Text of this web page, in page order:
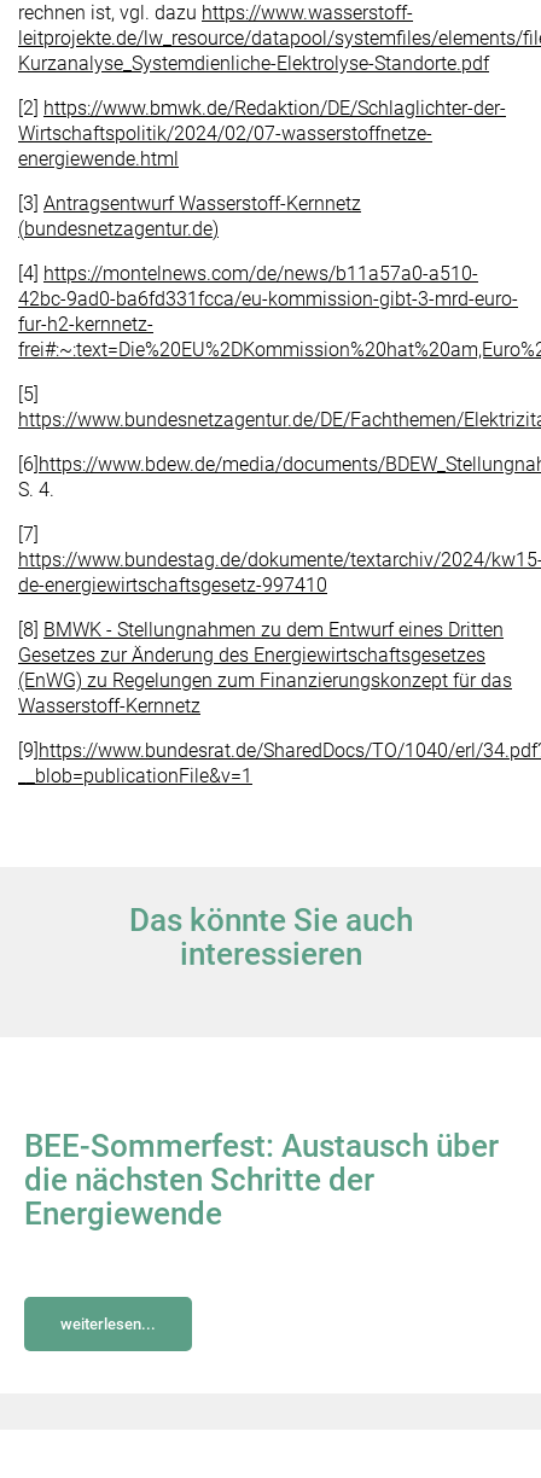
rechnen ist, vgl. dazu https://www.wasserstoff-
leitprojekte.de/lw_resource/datapool/systemfiles/elements/
Kurzanalyse_Systemdienliche-Elektrolyse-Standorte.pdf
[2] https://www.bmwk.de/Redaktion/DE/Schlaglichter-der-
Wirtschaftspolitik/2024/02/07-wasserstoffnetze-
energiewende.html
[3] Antragsentwurf Wasserstoff-Kernnetz
(bundesnetzagentur.de)
[4] https://montelnews.com/de/news/b11a57a0-a510-
42bc-9ad0-ba6fd331fcca/eu-kommission-gibt-3-mrd-euro-
fur-h2-kernnetz-
[5]
https://www.bundesnetzagentur.de/DE/Fachthemen/
[6]https://www.bdew.de/media/documents/
S. 4.
[7]
https://www.bundestag.de/dokumente/textarchiv/2024/
de-energiewirtschaftsgesetz-997410
[8] BMWK - Stellungnahmen zu dem Entwurf eines Dritten
Gesetzes zur Änderung des Energiewirtschaftsgesetzes
(EnWG) zu Regelungen zum Finanzierungskonzept für das
Wasserstoff-Kernnetz
[9]https://www.bundesrat.de/SharedDocs/TO/1040/erl/
__blob=publicationFile&v=1
Das könnte Sie auch
interessieren
BEE-Sommerfest: Austausch über
die nächsten Schritte der
Energiewende
weiterlesen...